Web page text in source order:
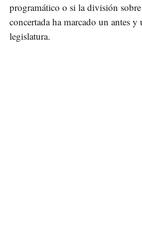
programático o si la división
concertada ha marcado un antes y
legislatura.